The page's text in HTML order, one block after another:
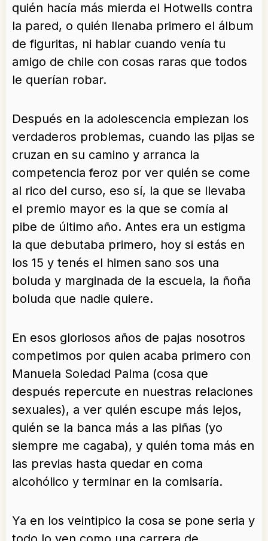
quién hacía más mierda el Hotwells contra
la pared, o quién llenaba primero el álbum
de figuritas, ni hablar cuando venía tu
amigo de chile con cosas raras que todos
le querían robar.
Después en la adolescencia empiezan los
verdaderos problemas, cuando las pijas se
cruzan en su camino y arranca la
competencia feroz por ver quién se come
al rico del curso, eso sí, la que se llevaba
el premio mayor es la que se comía al
pibe de último año. Antes era un estigma
la que debutaba primero, hoy si estás en
los 15 y tenés el himen sano sos una
boluda y marginada de la escuela, la ñoña
boluda que nadie quiere.
En esos gloriosos años de pajas nosotros
competimos por quien acaba primero con
Manuela Soledad Palma (cosa que
después repercute en nuestras relaciones
sexuales), a ver quién escupe más lejos,
quién se la banca más a las piñas (yo
siempre me cagaba), y quién toma más en
las previas hasta quedar en coma
alcohólico y terminar en la comisaría.
Ya en los veintipico la cosa se pone seria y